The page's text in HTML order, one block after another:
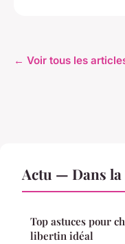
← Voir tous les
Actu — Dans
Top astuces pour
libertin idéal